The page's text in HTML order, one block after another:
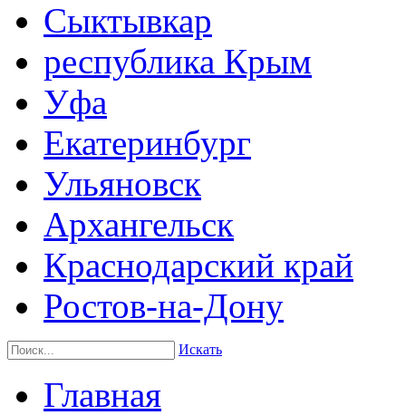
Сыктывкар
республика Крым
Уфа
Екатеринбург
Ульяновск
Архангельск
Краснодарский край
Ростов-на-Дону
Искать
Главная